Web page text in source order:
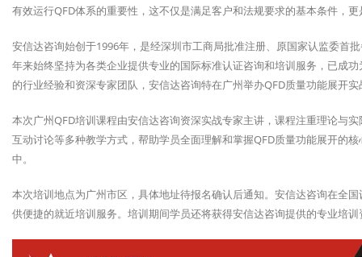
有效运行QFD体系的重要性，这不仅是满足客户和法规要求的基本条件，
安信达咨询始创于1996年，是经深圳市工商局批准注册、原国家认监委首
年来始终坚持为各类企业提供专业的国际标准认证咨询和培训服务，已成
的行业经验和资深专家团队，安信达咨询特在广州举办QFD质量功能展开
本次广州QFD培训课程由安信达咨询资深实战专家主讲，课程注重理论与
互动讨论等多种教学方式，帮助学员全面理解和掌握QFD质量功能展开的
中。
本次培训地点为广州市区，具体地址待报名确认后通知。安信达咨询在全
供便捷的就近培训服务。培训期间学员还将获得安信达咨询提供的专业培